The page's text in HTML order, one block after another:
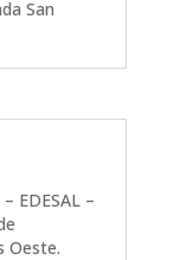
San
EDESAL –
Oeste.